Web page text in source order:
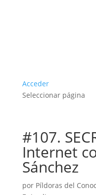
Acceder
Seleccionar página
#107.
Internet
Sánchez
por Píldoras del